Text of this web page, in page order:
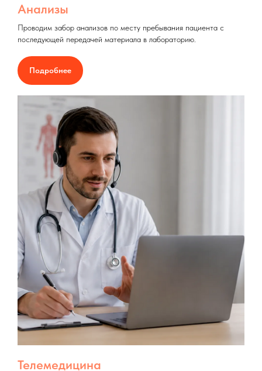
Анализы
Проводим забор анализов по месту пребывания пациента с
последующей передачей материала в лабораторию.
Подробнее
Телемедицина